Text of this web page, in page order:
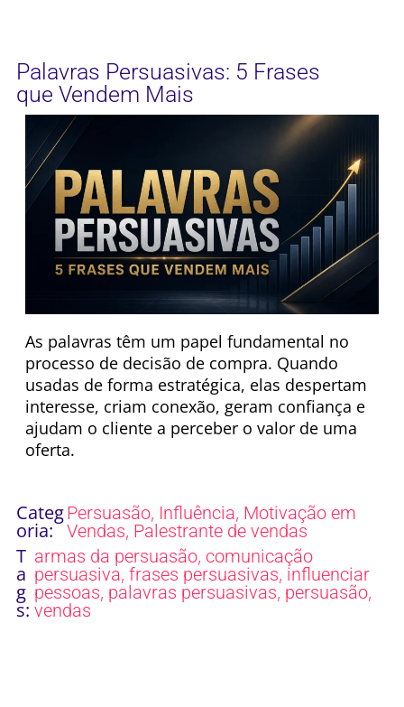
Palavras Persuasivas: 5 Frases
que Vendem Mais
As palavras têm um papel fundamental no
processo de decisão de compra. Quando
usadas de forma estratégica, elas despertam
interesse, criam conexão, geram confiança e
ajudam o cliente a perceber o valor de uma
oferta.
Categ
oria:
Persuasão, Influência, Motivação em
Vendas, Palestrante de vendas
T
a
g
s:
armas da persuasão, comunicação
persuasiva, frases persuasivas, influenciar
pessoas, palavras persuasivas, persuasão,
vendas